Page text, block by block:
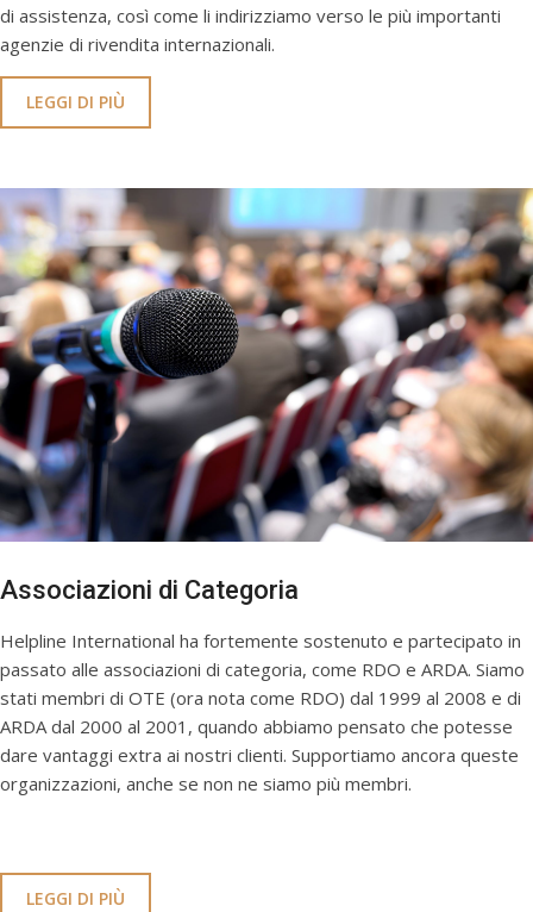
di assistenza, così come li indirizziamo verso le più importanti
agenzie di rivendita internazionali.
LEGGI DI PIÙ
Associazioni di Categoria
Helpline International ha fortemente sostenuto e partecipato in
passato alle associazioni di categoria, come RDO e ARDA. Siamo
stati membri di OTE (ora nota come RDO) dal 1999 al 2008 e di
ARDA dal 2000 al 2001, quando abbiamo pensato che potesse
dare vantaggi extra ai nostri clienti. Supportiamo ancora queste
organizzazioni, anche se non ne siamo più membri.
LEGGI DI PIÙ